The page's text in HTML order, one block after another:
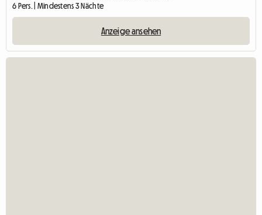
6 Pers. | Mindestens 3 Nächte
Anzeige ansehen